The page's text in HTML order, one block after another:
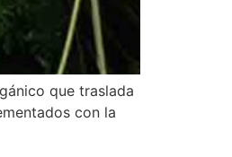
que traslada
con la